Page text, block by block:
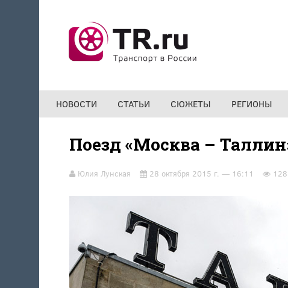
НОВОСТИ СТАТЬИ СЮЖЕТЫ РЕГИОНЫ
Поезд «Москва –
Юлия Лунская 28 октября 2015 г. — 16:11